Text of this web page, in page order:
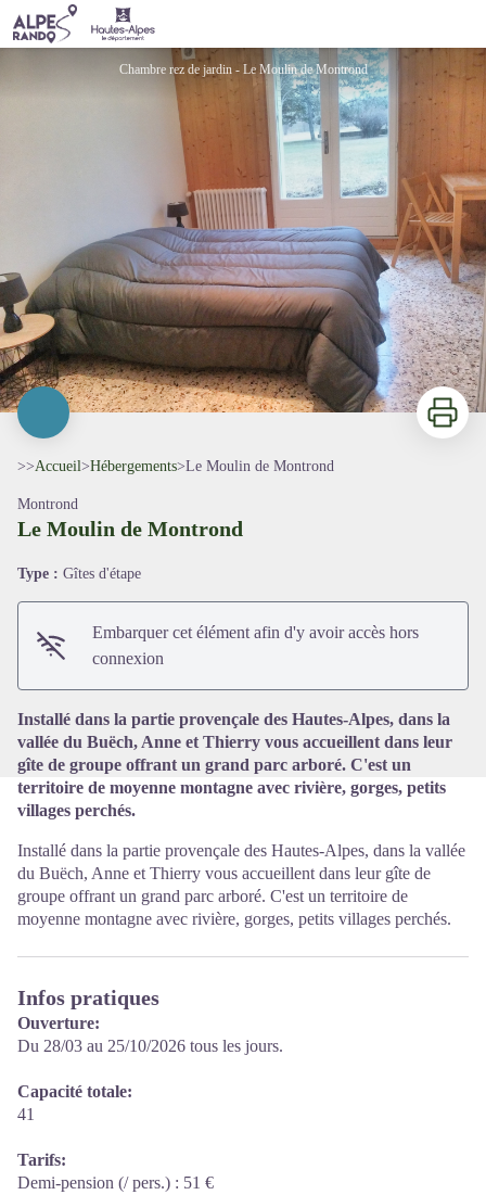
Le Moulin de Montrond
Chambre rez de jardin - Le Moulin de Montrond
Voir l'image en plein écran
Imprimer
>>Accueil>Hébergements>Le Moulin de Montrond
Montrond
Le Moulin de Montrond
Type : Gîtes d'étape
Embarquer cet élément afin d'y avoir accès hors
connexion
Installé dans la partie provençale des Hautes-Alpes, dans la
vallée du Buëch, Anne et Thierry vous accueillent dans leur
gîte de groupe offrant un grand parc arboré. C'est un
territoire de moyenne montagne avec rivière, gorges, petits
villages perchés.
Installé dans la partie provençale des Hautes-Alpes, dans la vallée
du Buëch, Anne et Thierry vous accueillent dans leur gîte de
groupe offrant un grand parc arboré. C'est un territoire de
moyenne montagne avec rivière, gorges, petits villages perchés.
Infos pratiques
Ouverture:
Du 28/03 au 25/10/2026 tous les jours.
Capacité totale:
41
Tarifs:
Demi-pension (/ pers.) : 51 €